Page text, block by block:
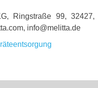
Ringstraße 99, 32427,
info@melitta.de